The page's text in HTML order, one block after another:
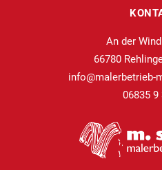
An der
66780
info@malerbetrieb-
06835 9